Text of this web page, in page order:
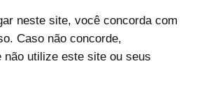
neste site, você concorda com
Caso não concorde,
não utilize este site ou seus